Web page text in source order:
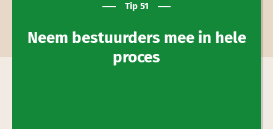
Tip 51
Neem bestuurders mee in hele
proces